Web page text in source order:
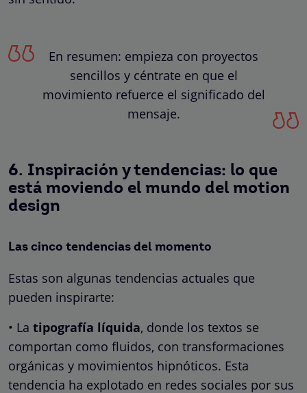
En resumen: empieza con proyectos
sencillos y céntrate en que el
movimiento refuerce el significado del
mensaje.
6. Inspiración y tendencias: lo que
está moviendo el mundo del motion
design
Las cinco tendencias del momento
Estas son algunas tendencias actuales que
pueden inspirarte:
• La tipografía líquida, donde los textos se
comportan como fluidos, con transformaciones
orgánicas y movimientos hipnóticos. Esta
tendencia ha explotado en redes sociales por sus